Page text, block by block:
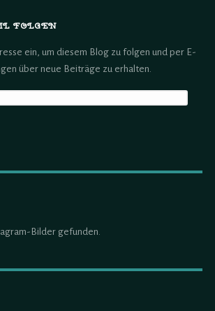
FOLGEN
ein, um diesem Blog zu folgen und per E-
über neue Beiträge zu erhalten.
Bilder gefunden.